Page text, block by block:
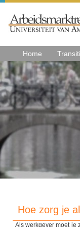
Home
Hoe zorg je
Als werkgever moet je